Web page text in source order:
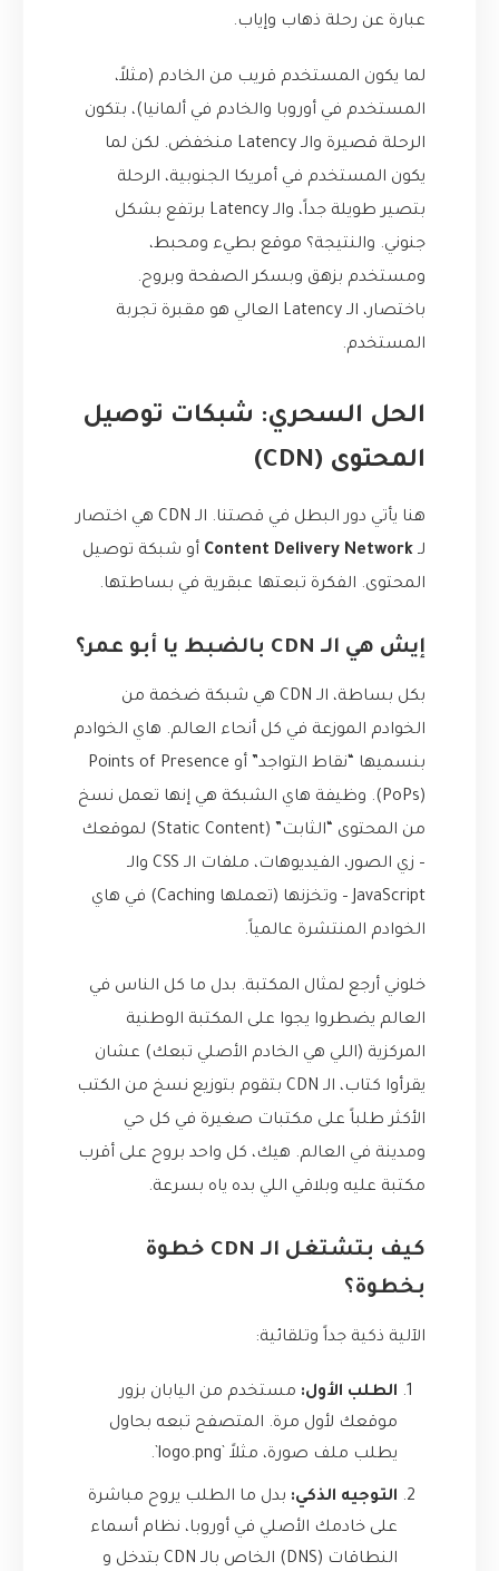
عبارة عن رحلة ذهاب وإياب.
لما يكون المستخدم قريب من الخادم (مثلاً،
المستخدم في أوروبا والخادم في ألمانيا)، بتكون
الرحلة قصيرة والـ Latency منخفض. لكن لما
يكون المستخدم في أمريكا الجنوبية، الرحلة
بتصير طويلة جداً، والـ Latency برتفع بشكل
جنوني. والنتيجة؟ موقع بطيء ومحبط،
ومستخدم بزهق وبسكر الصفحة وبروح.
باختصار، الـ Latency العالي هو مقبرة تجربة
المستخدم.
الحل السحري: شبكات توصيل
المحتوى (CDN)
هنا يأتي دور البطل في قصتنا. الـ CDN هي اختصار
لـ Content Delivery Network أو شبكة توصيل
المحتوى. الفكرة تبعتها عبقرية في بساطتها.
إيش هي الـ CDN بالضبط يا أبو عمر؟
بكل بساطة، الـ CDN هي شبكة ضخمة من
الخوادم الموزعة في كل أنحاء العالم. هاي الخوادم
بنسميها “نقاط التواجد” أو Points of Presence
(PoPs). وظيفة هاي الشبكة هي إنها تعمل نسخ
من المحتوى “الثابت” (Static Content) لموقعك
– زي الصور، الفيديوهات، ملفات الـ CSS والـ
JavaScript – وتخزنها (تعملها Caching) في هاي
الخوادم المنتشرة عالمياً.
خلوني أرجع لمثال المكتبة. بدل ما كل الناس في
العالم يضطروا يجوا على المكتبة الوطنية
المركزية (اللي هي الخادم الأصلي تبعك) عشان
يقرأوا كتاب، الـ CDN بتقوم بتوزيع نسخ من الكتب
الأكثر طلباً على مكتبات صغيرة في كل حي
ومدينة في العالم. هيك، كل واحد بروح على أقرب
مكتبة عليه وبلاقي اللي بده ياه بسرعة.
كيف بتشتغل الـ CDN خطوة
بخطوة؟
الآلية ذكية جداً وتلقائية:
الطلب الأول: مستخدم من اليابان بزور
موقعك لأول مرة. المتصفح تبعه بحاول
يطلب ملف صورة، مثلاً `logo.png`.
التوجيه الذكي: بدل ما الطلب يروح مباشرة
على خادمك الأصلي في أوروبا، نظام أسماء
النطاقات (DNS) الخاص بالـ CDN بتدخل و